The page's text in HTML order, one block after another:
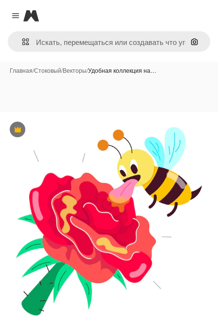
Close menu
Magnific
Поиск
Главная/Стоковый/Векторы/Удобная коллекция на…
Премиум